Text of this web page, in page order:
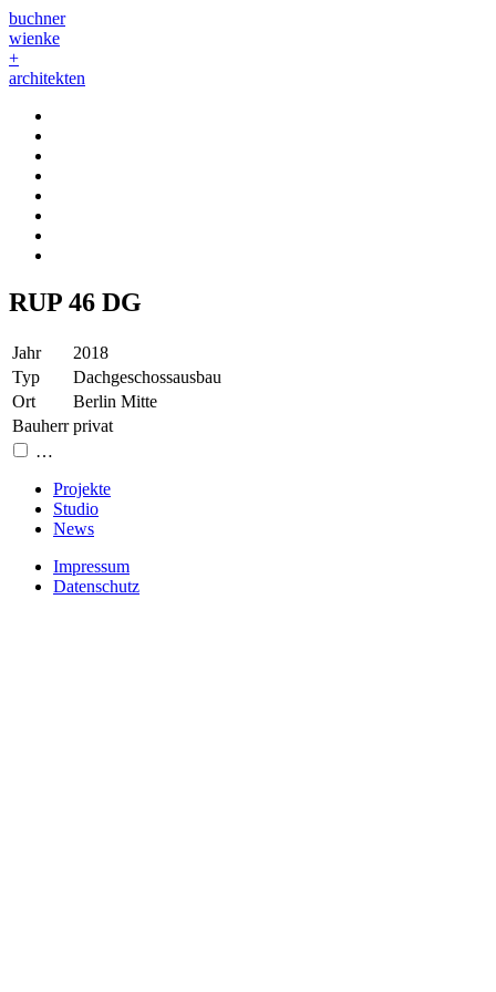
buchner
wienke
+
architekten
RUP 46 DG
Jahr
2018
Typ
Dachgeschossausbau
Ort
Berlin Mitte
Bauherr privat
…
Projekte
Studio
News
Impressum
Datenschutz